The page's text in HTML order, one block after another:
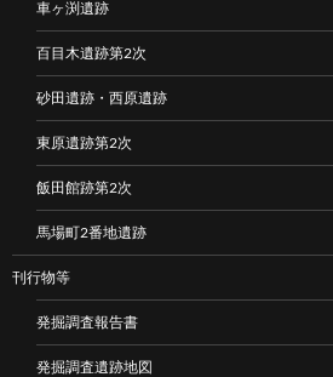
車ヶ渕遺跡
百目木遺跡第2次
砂田遺跡・西原遺跡
東原遺跡第2次
飯田館跡第2次
馬場町2番地遺跡
刊行物等
発掘調査報告書
発掘調査遺跡地図